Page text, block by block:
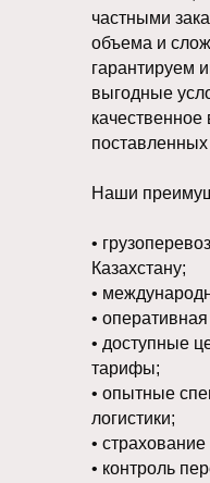
частными
объема и
гарантируем
выгодные
поставленных
Наши
•
Казахстану;
•
•
• доступные
тарифы;
• опытные
логистики;
•
• контроль